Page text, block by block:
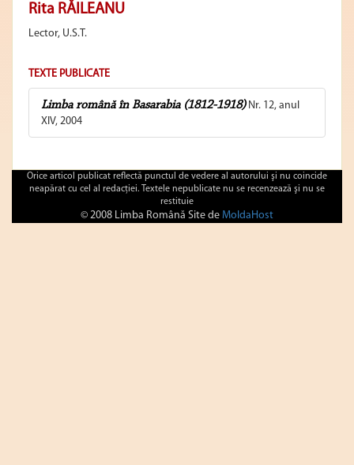
Rita RĂILEANU
Lector, U.S.T.
TEXTE PUBLICATE
Limba română în Basarabia (1812-1918)Nr. 12, anul
XIV, 2004
Orice articol publicat reflectă punctul de vedere al autorului şi nu coincide
neapărat cu cel al redacţiei. Textele nepublicate nu se recenzează şi nu se
restituie
© 2008 Limba Română Site de MoldaHost